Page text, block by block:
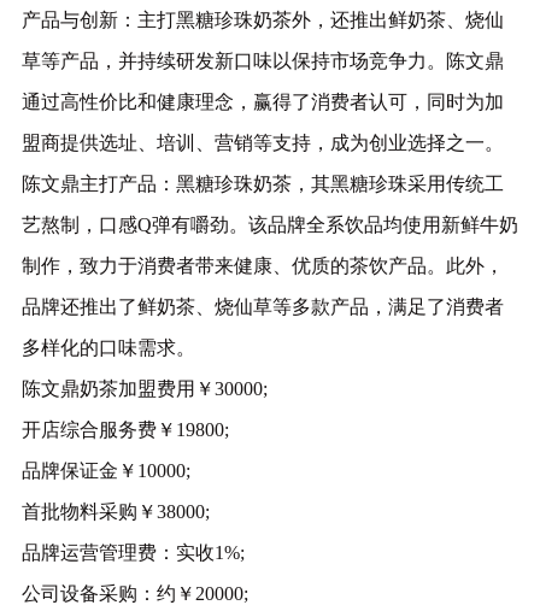
‌产品与创新‌：主打黑糖珍珠奶茶外，还推出鲜奶茶、烧仙
草等产品，并持续研发新口味以保持市场竞争力。‌陈文鼎
通过高性价比和健康理念，赢得了消费者认可，同时为加
盟商提供选址、培训、营销等支持，成为创业选择之一。‌
陈文鼎主打产品：黑糖珍珠奶茶，其黑糖珍珠采用传统工
艺熬制，口感Q弹有嚼劲。该品牌全系饮品均使用新鲜牛奶
制作，致力于消费者带来健康、优质的茶饮产品。此外，
品牌还推出了鲜奶茶、烧仙草等多款产品，满足了消费者
多样化的口味需求。
陈文鼎奶茶加盟费用￥30000;
开店综合服务费￥19800;
品牌保证金￥10000;
首批物料采购￥38000;
品牌运营管理费：实收1%;
公司设备采购：约￥20000;